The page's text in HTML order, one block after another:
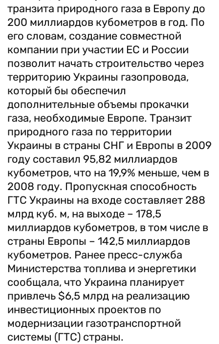
транзита природного газа в Европу до
200 миллиардов кубометров в год. По
его словам, создание совместной
компании при участии ЕС и России
позволит начать строительство через
территорию Украины газопровода,
который бы обеспечил
дополнительные объемы прокачки
газа, необходимые Европе. Транзит
природного газа по территории
Украины в страны СНГ и Европы в 2009
году составил 95,82 миллиардов
кубометров, что на 19,9% меньше, чем в
2008 году. Пропускная способность
ГТС Украины на входе составляет 288
млрд куб. м, на выходе – 178,5
миллиардов кубометров, в том числе в
страны Европы – 142,5 миллиардов
кубометров. Ранее пресс-служба
Министерства топлива и энергетики
сообщала, что Украина планирует
привлечь $6,5 млрд на реализацию
инвестиционных проектов по
модернизации газотранспортной
системы (ГТС) страны.